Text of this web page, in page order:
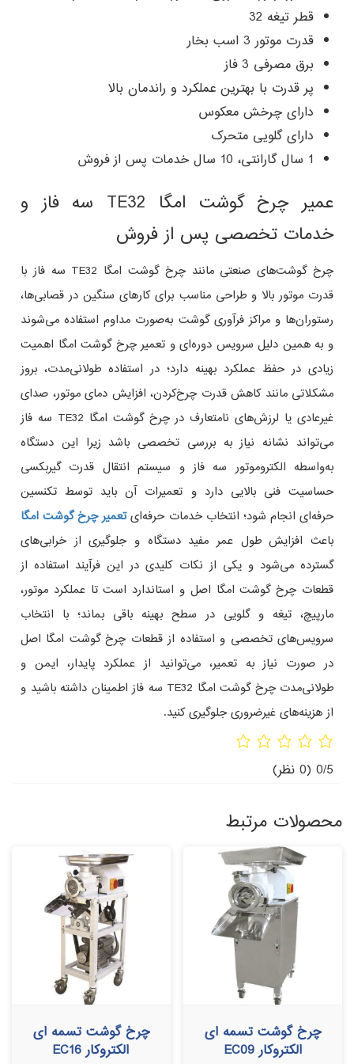
قطر تیغه 32
قدرت موتور 3 اسب بخار
برق مصرفی 3 فاز
پر قدرت با بهترین عملکرد و راندمان بالا
دارای چرخش معکوس
دارای گلویی متحرک
1 سال گارانتی، 10 سال خدمات پس از فروش
عمیر چرخ گوشت امگا TE32 سه فاز و
خدمات تخصصی پس از فروش
چرخ گوشت‌های صنعتی مانند چرخ گوشت امگا TE32 سه فاز با
قدرت موتور بالا و طراحی مناسب برای کارهای سنگین در قصابی‌ها،
رستوران‌ها و مراکز فرآوری گوشت به‌صورت مداوم استفاده می‌شوند
و به همین دلیل سرویس دوره‌ای و تعمیر چرخ گوشت امگا اهمیت
زیادی در حفظ عملکرد بهینه دارد؛ در استفاده طولانی‌مدت، بروز
مشکلاتی مانند کاهش قدرت چرخ‌کردن، افزایش دمای موتور، صدای
غیرعادی یا لرزش‌های نامتعارف در چرخ گوشت امگا TE32 سه فاز
می‌تواند نشانه نیاز به بررسی تخصصی باشد زیرا این دستگاه
به‌واسطه الکتروموتور سه فاز و سیستم انتقال قدرت گیربکسی
حساسیت فنی بالایی دارد و تعمیرات آن باید توسط تکنسین
حرفه‌ای انجام شود؛ انتخاب خدمات حرفه‌ایتعمیر چرخ گوشت امگا
باعث افزایش طول عمر مفید دستگاه و جلوگیری از خرابی‌های
گسترده می‌شود و یکی از نکات کلیدی در این فرآیند استفاده از
قطعات چرخ گوشت امگا اصل و استاندارد است تا عملکرد موتور،
مارپیچ، تیغه و گلویی در سطح بهینه باقی بماند؛ با انتخاب
سرویس‌های تخصصی و استفاده از قطعات چرخ گوشت امگا اصل
در صورت نیاز به تعمیر، می‌توانید از عملکرد پایدار، ایمن و
طولانی‌مدت چرخ گوشت امگا TE32 سه فاز اطمینان داشته باشید و
از هزینه‌های غیرضروری جلوگیری کنید.
0/5 (0 نظر)
محصولات مرتبط
چرخ گوشت تسمه ای
الکتروکار EC09
چرخ گوشت تسمه ای
الکتروکار EC16